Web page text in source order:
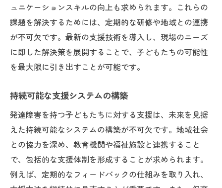
ュニケーションスキルの向上も求められます。これらの
課題を解決するためには、定期的な研修や地域との連携
が不可欠です。最新の支援技術を導入し、現場のニーズ
に即した解決策を展開することで、子どもたちの可能性
を最大限に引き出すことが可能です。
持続可能な支援システムの構築
発達障害を持つ子どもたちに対する支援は、未来を見据
えた持続可能なシステムの構築が不可欠です。地域社会
との協力を深め、教育機関や福祉施設と連携すること
で、包括的な支援体制を形成することが求められます。
例えば、定期的なフィードバックの仕組みを取り入れ、